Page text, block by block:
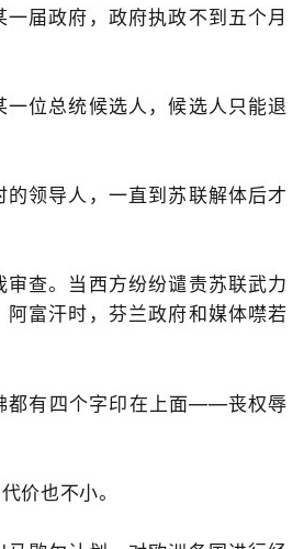
届政府，政府执政不到五个月
一位总统候选人，候选人只能退
的领导人，一直到苏联解体后才
查。当西方纷纷谴责苏联武力
阿富汗时，芬兰政府和媒体噤若
都有四个字印在上面——丧权辱
价也不小。